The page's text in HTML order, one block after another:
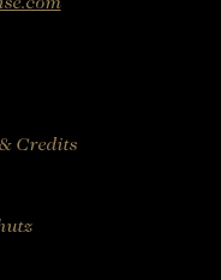
Credits